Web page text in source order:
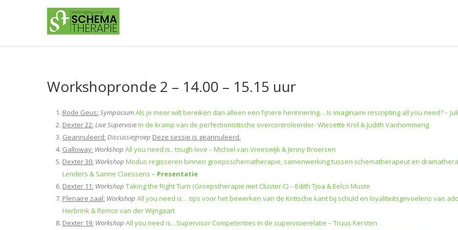
Workshopronde 2 – 14.00 – 15.15 uur
Rode Geus: SymposiumAls je meer wilt bereiken dan alleen een fijnere herinnering… Is imaginaire rescripting all you need? –
Dexter 22: Live SupervisieIn de kramp van de perfectionistische overcontroleerder- Wiesette Krol & Judith Vanhommerig
Geannuleerd: Discussiegroep Deze sessie is geannuleerd.
Galloway: Workshop All you need is.. tough love –Michiel van Vreeswijk & Jenny Broersen
Dexter 30: Workshop Modus regisseren binnen groepsschematherapie, samenwerking tussen schematherapeut en
Lenders & Sanne Claessens – Presentatie
Dexter 11: Workshop Taking the Right Turn (Groepstherapie met Cluster C) – Edith Tjoa & Eelco Muste
Plenaire zaal: Workshop All you need is… tips voor het bewerken van de Kritische kant bij schuld en loyaliteitsgevoelens van
Herbrink & Remco van der Wijngaart
Dexter 19: Workshop All you need is…Supervisor Competenties in de supervisierelatie – Truus Kersten